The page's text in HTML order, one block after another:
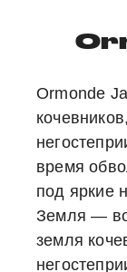
Ormonde
время
под яркие
Земля —
земля